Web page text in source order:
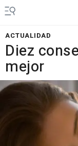
ACTUALIDAD
Diez
mejor